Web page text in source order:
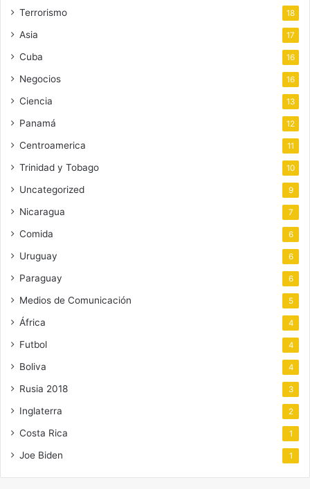
Terrorismo 18
Asia 17
Cuba 16
Negocios 16
Ciencia 13
Panamá 12
Centroamerica 11
Trinidad y Tobago 10
Uncategorized 9
Nicaragua 7
Comida 6
Uruguay 6
Paraguay 6
Medios de Comunicación 5
África 4
Futbol 4
Boliva 4
Rusia 2018 3
Inglaterra 2
Costa Rica 1
Joe Biden 1